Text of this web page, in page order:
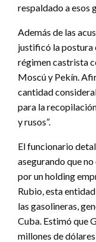
respaldado a esos
Además de las
justificó la postura
régimen castrista
Moscú y Pekín.
cantidad
para la
y rusos”.
El funcionario
asegurando que
por un holding
Rubio, esta
las gasolineras,
Cuba. Estimó que
millones de